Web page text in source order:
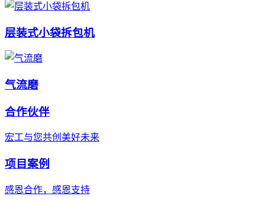
层装式小袋拆包机
气流磨
合作伙伴
宏工与您共创美好未来
项目案例
感恩合作，感恩支持